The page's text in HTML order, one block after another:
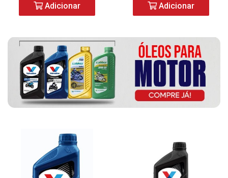
Adicionar Adicionar